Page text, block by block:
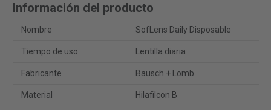
Información del producto
Nombre SofLens Daily Disposable
Tiempo de uso Lentilla diaria
Fabricante Bausch + Lomb
Material Hilafilcon B